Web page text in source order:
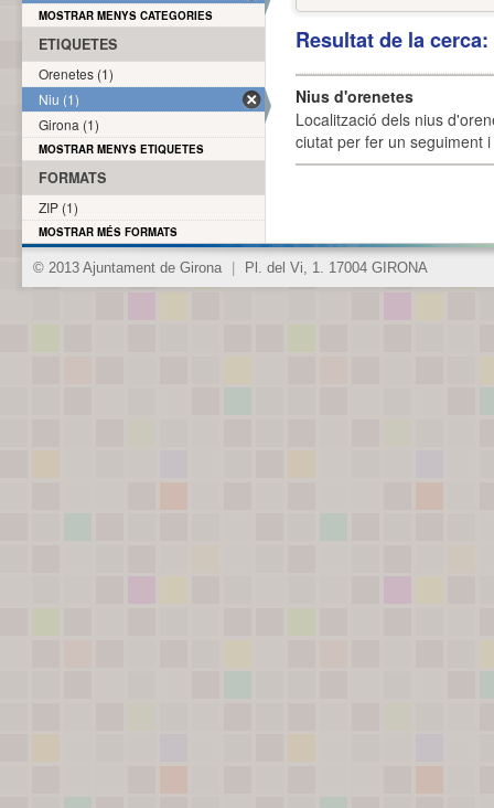
Resultat de la
Nius d'orenetes
Localització dels nius
ciutat per fer un seguiment
MOSTRAR MENYS CATEGORIES
ETIQUETES
Orenetes (1)
Niu (1)
Girona (1)
MOSTRAR MENYS ETIQUETES
FORMATS
ZIP (1)
MOSTRAR MÉS FORMATS
© 2013 Ajuntament de Girona Pl. del Vi, 1. 17004 GIRONA